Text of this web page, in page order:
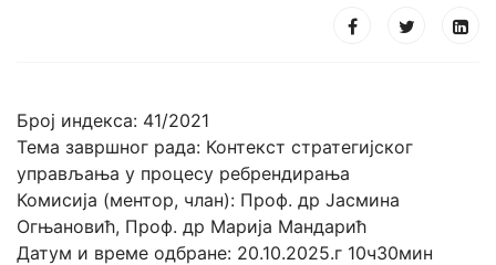
Број индекса: 41/2021
Тема завршног рада: Контекст стратегијског
управљања у процесу ребрендирања
Комисија (ментор, члан): Проф. др Јасмина
Огњановић, Проф. др Марија Мандарић
Датум и време одбране: 20.10.2025.г 10ч30мин